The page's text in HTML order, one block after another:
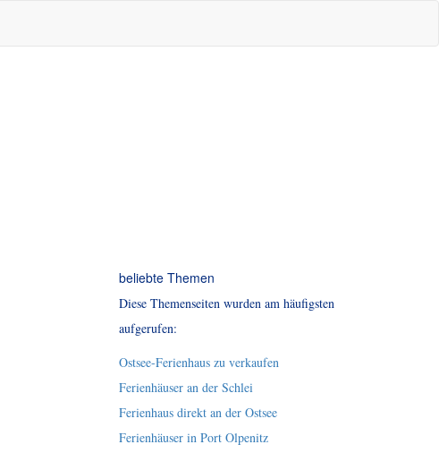
beliebte Themen
Diese Themenseiten wurden am häufigsten
aufgerufen:
Ostsee-Ferienhaus zu verkaufen
Ferienhäuser an der Schlei
Ferienhaus direkt an der Ostsee
Ferienhäuser in Port Olpenitz